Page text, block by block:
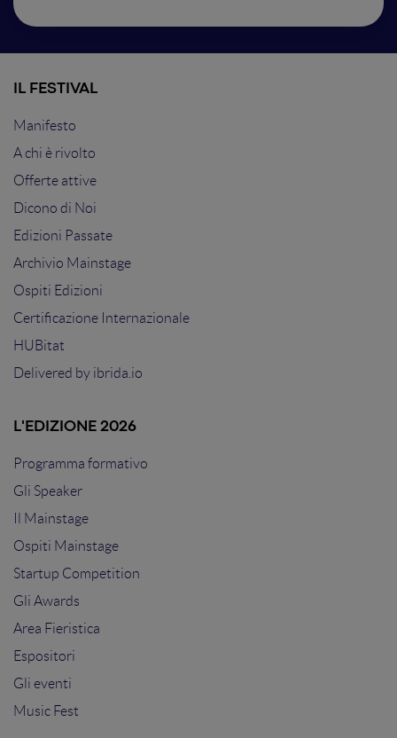
IL FESTIVAL
Manifesto
A chi è rivolto
Offerte attive
Dicono di Noi
Edizioni Passate
Archivio Mainstage
Ospiti Edizioni
Certificazione Internazionale
HUBitat
Delivered by ibrida.io
L'EDIZIONE 2026
Programma formativo
Gli Speaker
Il Mainstage
Ospiti Mainstage
Startup Competition
Gli Awards
Area Fieristica
Espositori
Gli eventi
Music Fest